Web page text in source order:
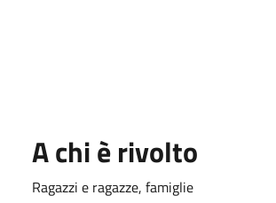
A chi è rivolto
Ragazzi e ragazze, famiglie